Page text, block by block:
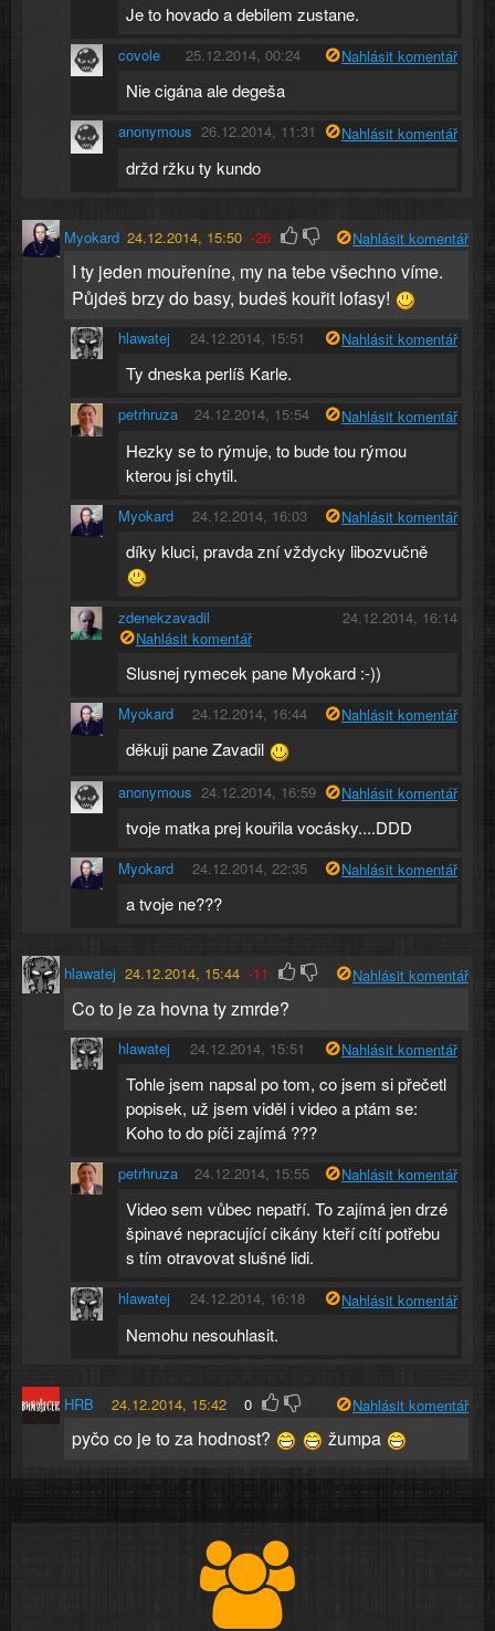
Je to hovado a debilem zustane.
covole 25.12.2014, 00:24 Nahlásit komentář
Nie cigána ale degeša
anonymous 26.12.2014, 11:31 Nahlásit komentář
držd ržku ty kundo
Myokard 24.12.2014, 15:50 -26 Nahlásit komentář
I ty jeden mouřeníne, my na tebe všechno víme.
Půjdeš brzy do basy, budeš kouřit lofasy!
hlawatej 24.12.2014, 15:51 Nahlásit komentář
Ty dneska perlíš Karle.
petrhruza 24.12.2014, 15:54 Nahlásit komentář
Hezky se to rýmuje, to bude tou rýmou
kterou jsi chytil.
Myokard 24.12.2014, 16:03 Nahlásit komentář
díky kluci, pravda zní vždycky libozvučně
zdenekzavadil
24.12.2014, 16:14
Nahlásit komentář
Slusnej rymecek pane Myokard :-))
Myokard 24.12.2014, 16:44 Nahlásit komentář
děkuji pane Zavadil
anonymous 24.12.2014, 16:59 Nahlásit komentář
tvoje matka prej kouřila vocásky....DDD
Myokard 24.12.2014, 22:35 Nahlásit komentář
a tvoje ne???
hlawatej 24.12.2014, 15:44 -11 Nahlásit komentář
Co to je za hovna ty zmrde?
hlawatej 24.12.2014, 15:51 Nahlásit komentář
Tohle jsem napsal po tom, co jsem si přečetl
popisek, už jsem viděl i video a ptám se:
Koho to do píči zajímá ???
petrhruza 24.12.2014, 15:55 Nahlásit komentář
Video sem vůbec nepatří. To zajímá jen drzé
špinavé nepracující cikány kteří cítí potřebu
s tím otravovat slušné lidi.
hlawatej 24.12.2014, 16:18 Nahlásit komentář
Nemohu nesouhlasit.
HRB 24.12.2014, 15:42 0 Nahlásit komentář
pyčo co je to za hodnost? žumpa